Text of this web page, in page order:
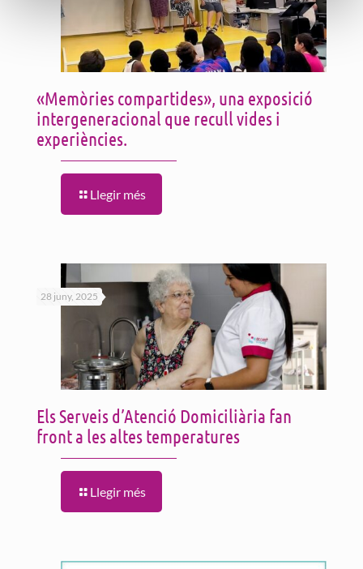
«Memòries compartides», una exposició
intergeneracional que recull vides i
experiències.
Llegir més
28 juny, 2025
Els Serveis d’Atenció Domiciliària fan
front a les altes temperatures
Llegir més